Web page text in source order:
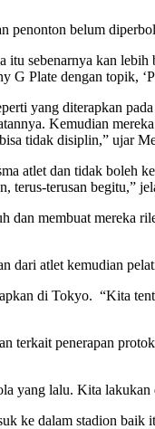
belum
sebenarnya kan
Plate dengan topik,
yang diterapkan
Kemudian
tidak disiplin,” ujar
atlet dan tidak boleh
terus-terusan begitu,”
dan membuat mereka
dari atlet kemudian
di Tokyo. “Kita
penerapan
yang lalu. Kita
ke dalam stadion